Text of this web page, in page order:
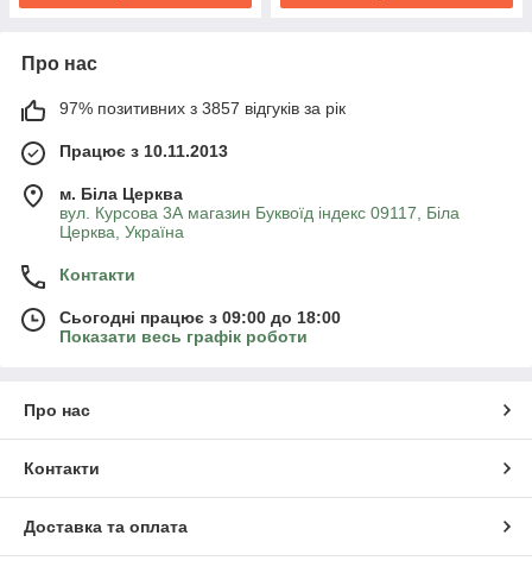
Про нас
97% позитивних з 3857 відгуків за рік
Працює з 10.11.2013
м. Біла Церква
вул. Курсова 3А магазин Буквоїд індекс 09117, Біла
Церква, Україна
Контакти
Сьогодні працює з 09:00 до 18:00
Показати весь графік роботи
Про нас
Контакти
Доставка та оплата